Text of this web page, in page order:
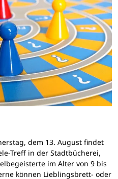
dem 13. August findet
Treff in der Stadtbücherei,
im Alter von 9 bis
können Lieblingsbrett- oder